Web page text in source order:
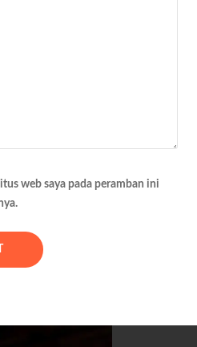
web saya pada peramban ini